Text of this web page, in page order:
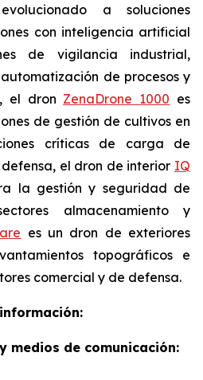
a soluciones
con inteligencia artificial
de vigilancia industrial,
de procesos y
el dron ZenaDrone 1000 es
de gestión de cultivos en
críticas de carga de
el dron de interior IQ
la gestión y seguridad de
almacenamiento y
es un dron de exteriores
topográficos e
comercial y de defensa.
medios de comunicación: